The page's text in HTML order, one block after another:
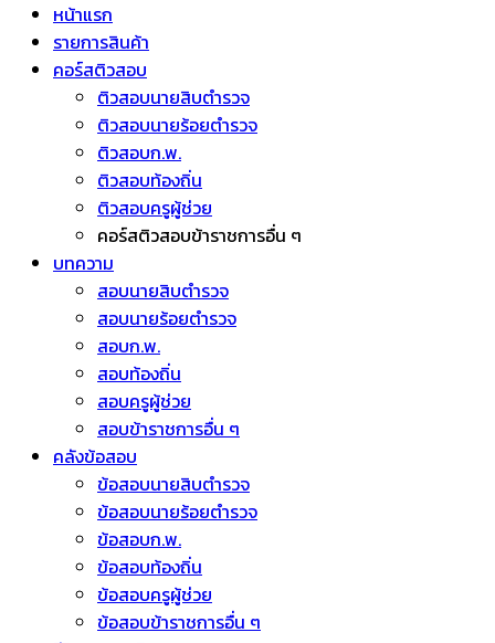
หน้าแรก
รายการสินค้า
คอร์สติวสอบ
ติวสอบนายสิบตำรวจ
ติวสอบนายร้อยตำรวจ
ติวสอบก.พ.
ติวสอบท้องถิ่น
ติวสอบครูผู้ช่วย
คอร์สติวสอบข้าราชการอื่น ๆ
บทความ
สอบนายสิบตำรวจ
สอบนายร้อยตำรวจ
สอบก.พ.
สอบท้องถิ่น
สอบครูผู้ช่วย
สอบข้าราชการอื่น ๆ
คลังข้อสอบ
ข้อสอบนายสิบตำรวจ
ข้อสอบนายร้อยตำรวจ
ข้อสอบก.พ.
ข้อสอบท้องถิ่น
ข้อสอบครูผู้ช่วย
ข้อสอบข้าราชการอื่น ๆ